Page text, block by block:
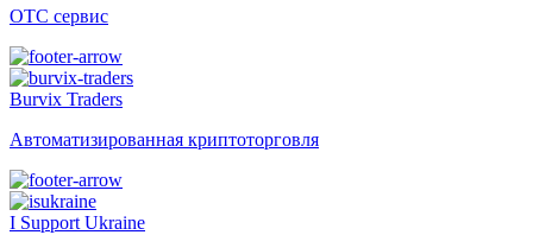
OTC сервис
Burvix Traders
Автоматизированная криптоторговля
I Support Ukraine